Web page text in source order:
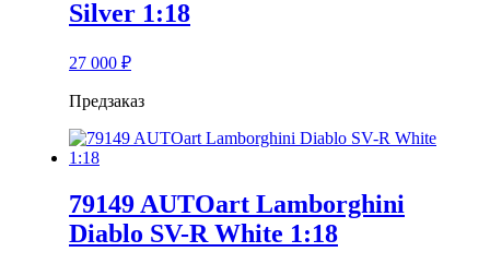
Silver 1:18
27 000 ₽
Предзаказ
79149 AUTOart Lamborghini
Diablo SV-R White 1:18